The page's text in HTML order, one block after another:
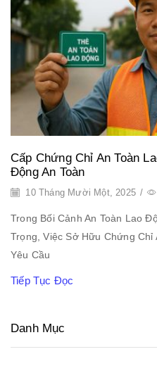
Cấp Chứng Chỉ An Toàn
Động An Toàn
10 Tháng Mười Một, 2025 /
Trong Bối Cảnh An Toàn Lao
Trọng, Việc Sở Hữu Chứng
Yêu Cầu
Tiếp Tục Đọc
Danh Mục